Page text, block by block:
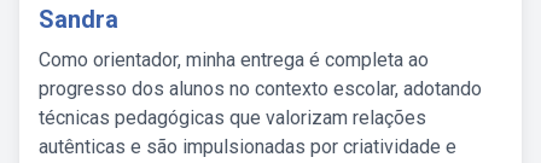
Sandra
Como orientador, minha entrega é completa ao
progresso dos alunos no contexto escolar, adotando
técnicas pedagógicas que valorizam relações
autênticas e são impulsionadas por criatividade e